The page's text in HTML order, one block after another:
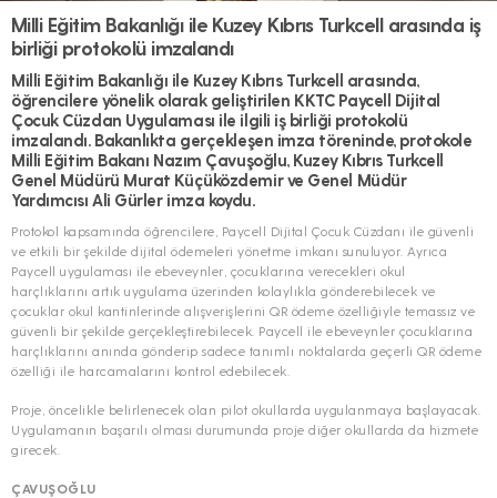
Milli Eğitim Bakanlığı ile Kuzey Kıbrıs Turkcell arasında iş
birliği protokolü imzalandı
Milli Eğitim Bakanlığı ile Kuzey Kıbrıs Turkcell arasında,
öğrencilere yönelik olarak geliştirilen KKTC Paycell Dijital
Çocuk Cüzdan Uygulaması ile ilgili iş birliği protokolü
imzalandı. Bakanlıkta gerçekleşen imza töreninde, protokole
Milli Eğitim Bakanı Nazım Çavuşoğlu, Kuzey Kıbrıs Turkcell
Genel Müdürü Murat Küçüközdemir ve Genel Müdür
Yardımcısı Ali Gürler imza koydu.
Protokol kapsamında öğrencilere, Paycell Dijital Çocuk Cüzdanı ile güvenli
ve etkili bir şekilde dijital ödemeleri yönetme imkanı sunuluyor. Ayrıca
Paycell uygulaması ile ebeveynler, çocuklarına verecekleri okul
harçlıklarını artık uygulama üzerinden kolaylıkla gönderebilecek ve
çocuklar okul kantinlerinde alışverişlerini QR ödeme özelliğiyle temassız ve
güvenli bir şekilde gerçekleştirebilecek. Paycell ile ebeveynler çocuklarına
harçlıklarını anında gönderip sadece tanımlı noktalarda geçerli QR ödeme
özelliği ile harcamalarını kontrol edebilecek.
Proje, öncelikle belirlenecek olan pilot okullarda uygulanmaya başlayacak.
Uygulamanın başarılı olması durumunda proje diğer okullarda da hizmete
girecek.
ÇAVUŞOĞLU